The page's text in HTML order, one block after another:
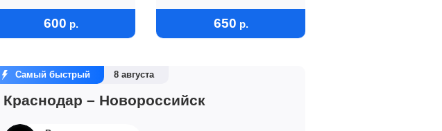
600 р. 650 р.
Самый быстрый 8 августа
Краснодар – Новороссийск